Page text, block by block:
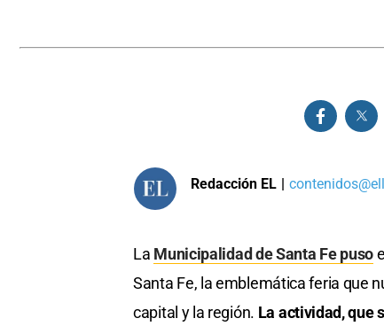
Redacción EL |
La Municipalidad de Santa Fe puso
Santa Fe, la emblemática feria que
capital y la región. La actividad, que